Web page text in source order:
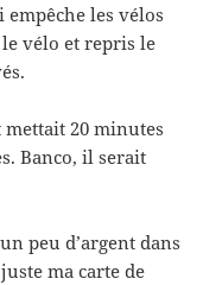
les vélos
vélo et repris le
20 minutes
Banco, il serait
peu d’argent dans
ma carte de